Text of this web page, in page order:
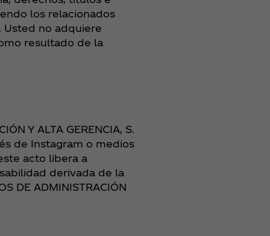
los relacionados
Usted no adquiere
resultado de la
Y ALTA GERENCIA, S.
de Instagram o medios
acto libera a
derivada de la
DE ADMINISTRACIÓN